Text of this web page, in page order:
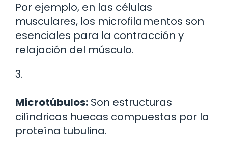
Por ejemplo, en las células
musculares, los microfilamentos son
esenciales para la contracción y
relajación del músculo.
3.
Microtúbulos: Son estructuras
cilíndricas huecas compuestas por la
proteína tubulina.